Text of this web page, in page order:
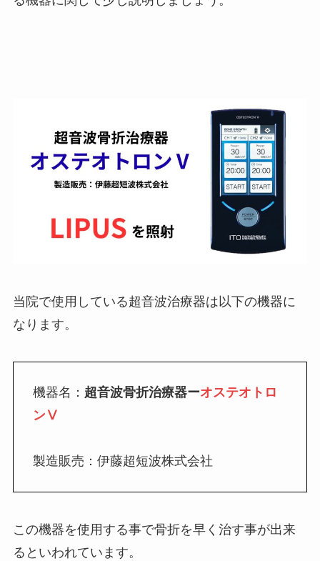
当院で使用している超音波治療器は以下の機器に
なります。
機器名： 超音波骨折治療器ーオステオトロ
ンⅤ
製造販売：伊藤超短波株式会社
この機器を使用する事で骨折を早く治す事が出来
るといわれています。